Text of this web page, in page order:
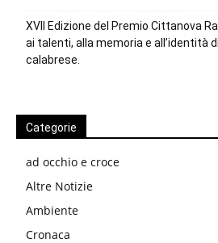
XVII Edizione del Premio Cittanova
ai talenti, alla memoria e all’identità
calabrese.
Categorie
ad occhio e croce
Altre Notizie
Ambiente
Cronaca